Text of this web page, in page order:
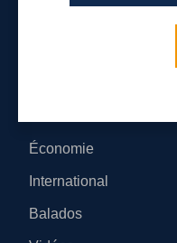
Économie
International
Balados